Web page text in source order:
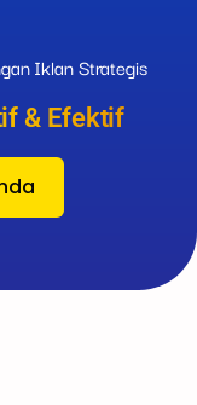
Iklan Strategis
& Efektif